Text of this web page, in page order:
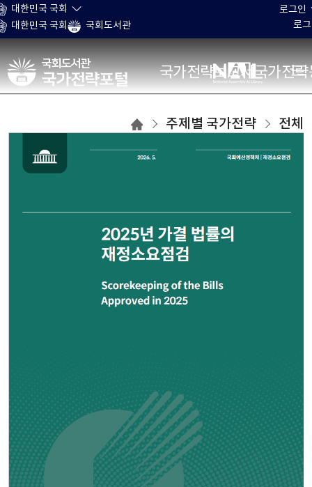
본문 바로가기
대한민국 국회
대한민국 국회
국회도서관
로그인
로
국가전략포털 국가전략보고서 국가전
주제별
목록으로
주제별 국가전략 전체